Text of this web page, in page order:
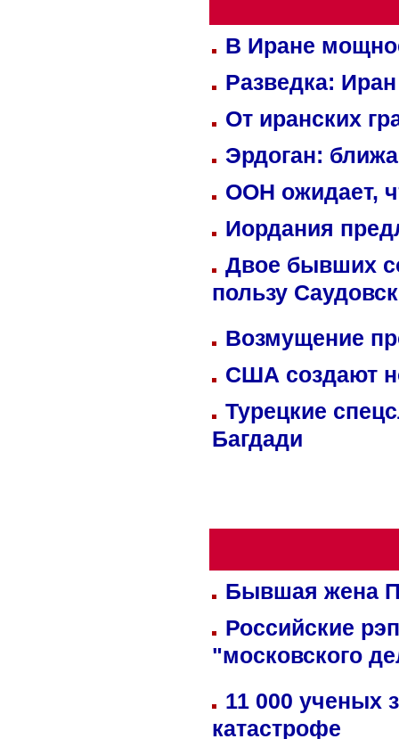
В Иране
Разведка:
От иранских
Эрдоган:
ООН ожидает,
Иордания
Двое бывших
пользу
Возмущение
США создают
Турецкие
Багдади
Бывшая жена
Российские
"московского
11 000 ученых